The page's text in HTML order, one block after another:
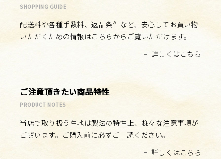
SHOPPING GUIDE
配送料や各種手数料、返品条件など、安心してお買い物
いただくための情報はこちらからご覧いただけます。
詳しくはこちら
ご注意頂きたい商品特性
PRODUCT NOTES
当店で取り扱う生地は製法の特性上、様々な注意事項が
ございます。ご購入前に必ずご一読ください。
詳しくはこちら